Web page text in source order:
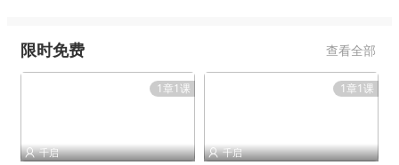
限时免费 查看全部
1章1课
 千启
1章1课
 千启